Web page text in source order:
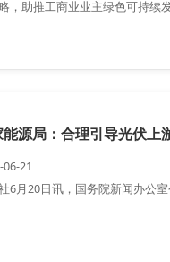
，助推工商业业主绿色可持续
能源局：合理引导光伏上
21
6月20日讯，国务院新闻办公